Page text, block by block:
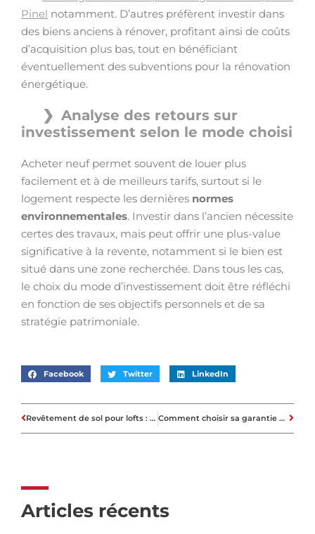
Pinel notamment. D’autres préfèrent investir dans
des biens anciens à rénover, profitant ainsi de coûts
d’acquisition plus bas, tout en bénéficiant
éventuellement des subventions pour la rénovation
énergétique.
Analyse des retours sur
investissement selon le mode choisi
Acheter neuf permet souvent de louer plus
facilement et à de meilleurs tarifs, surtout si le
logement respecte les dernières normes
environnementales. Investir dans l’ancien nécessite
certes des travaux, mais peut offrir une plus-value
significative à la revente, notamment si le bien est
situé dans une zone recherchée. Dans tous les cas,
le choix du mode d’investissement doit être réfléchi
en fonction de ses objectifs personnels et de sa
stratégie patrimoniale.
Facebook Twitter LinkedIn
Revêtement de sol pour lofts : Pourquoi choisir le parquet ? Comment choisir sa garantie financière quand on est professionnel de l’immobilier ?
Articles récents